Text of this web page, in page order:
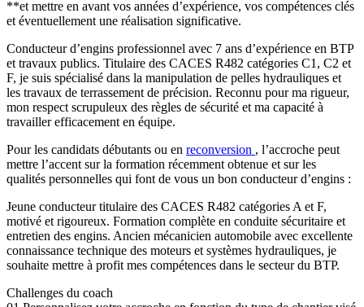
**et mettre en avant vos années d’expérience, vos compétences clés
et éventuellement une réalisation significative.
Conducteur d’engins professionnel avec 7 ans d’expérience en BTP
et travaux publics. Titulaire des CACES R482 catégories C1, C2 et
F, je suis spécialisé dans la manipulation de pelles hydrauliques et
les travaux de terrassement de précision. Reconnu pour ma rigueur,
mon respect scrupuleux des règles de sécurité et ma capacité à
travailler efficacement en équipe.
Pour les candidats débutants ou en reconversion , l’accroche peut
mettre l’accent sur la formation récemment obtenue et sur les
qualités personnelles qui font de vous un bon conducteur d’engins :
Jeune conducteur titulaire des CACES R482 catégories A et F,
motivé et rigoureux. Formation complète en conduite sécuritaire et
entretien des engins. Ancien mécanicien automobile avec excellente
connaissance technique des moteurs et systèmes hydrauliques, je
souhaite mettre à profit mes compétences dans le secteur du BTP.
Challenges du coach